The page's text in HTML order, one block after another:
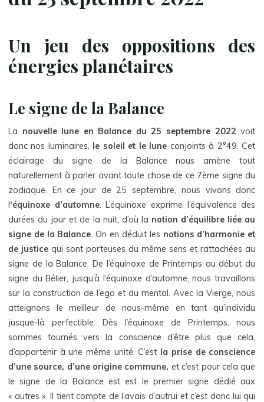
Un jeu des oppositions des
énergies planétaires
Le signe de la Balance
La nouvelle lune en Balance du 25 septembre 2022voit
donc nos luminaires, le soleil et le lune conjoints à 2°49. Cet
éclairage du signe de la Balance nous amène tout
naturellement à parler avant toute chose de ce 7ème signe du
zodiaque. En ce jour de 25 septembre, nous vivons donc
l‘équinoxe d’automne. L’équinoxe exprime l’équivalence des
durées du jour et de la nuit, d’où la notion d’équilibre liée au
signe de la Balance. On en déduit les notions d’harmonie et
de justicequi sont porteuses du même sens et rattachées au
signe de la Balance. De l’équinoxe de Printemps au début du
signe du Bélier, jusqu’à l’équinoxe d’automne, nous travaillons
sur la construction de l’ego et du mental. Avec la Vierge, nous
atteignons le meilleur de nous-même en tant qu’individu
jusque-là perfectible. Dès l’équinoxe de Printemps, nous
sommes tournés vers la conscience d’être plus que cela,
d’appartenir à une même unité. C’est la prise de conscience
d’une source, d’une origine commune, et c’est pour cela que
le signe de la Balance est est le premier signe dédié aux
« autres ». Il tient compte de l’avais d’autrui et c’est donc lui qui